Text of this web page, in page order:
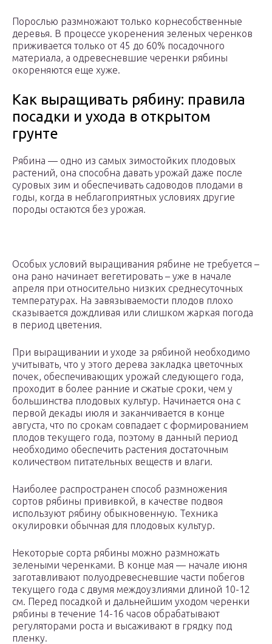
Порослью размножают только корнесобственные
деревья. В процессе укоренения зеленых черенков
приживается только от 45 до 60% посадочного
материала, а одревесневшие черенки рябины
окореняются еще хуже.
Как выращивать рябину: правила
посадки и ухода в открытом
грунте
Рябина — одно из самых зимостойких плодовых
растений, она способна давать урожай даже после
суровых зим и обеспечивать садоводов плодами в
годы, когда в неблагоприятных условиях другие
породы остаются без урожая.
Особых условий выращивания рябине не требуется –
она рано начинает вегетировать – уже в начале
апреля при относительно низких среднесуточных
температурах. На завязываемости плодов плохо
сказывается дождливая или слишком жаркая погода
в период цветения.
При выращивании и уходе за рябиной необходимо
учитывать, что у этого дерева закладка цветочных
почек, обеспечивающих урожай следующего года,
проходит в более ранние и сжатые сроки, чем у
большинства плодовых культур. Начинается она с
первой декады июля и заканчивается в конце
августа, что по срокам совпадает с формированием
плодов текущего года, поэтому в данный период
необходимо обеспечить растения достаточным
количеством питательных веществ и влаги.
Наиболее распространен способ размножения
сортов рябины прививкой, в качестве подвоя
используют рябину обыкновенную. Техника
окулировки обычная для плодовых культур.
Некоторые сорта рябины можно размножать
зелеными черенками. В конце мая — начале июня
заготавливают полуодревесневшие части побегов
текущего года с двумя междоузлиями длиной 10-12
см. Перед посадкой и дальнейшим уходом черенки
рябины в течение 14-16 часов обрабатывают
регуляторами роста и высаживают в грядку под
пленку.